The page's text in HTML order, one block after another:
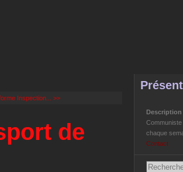
Inspection... >>
de
Description
chaque
Contact